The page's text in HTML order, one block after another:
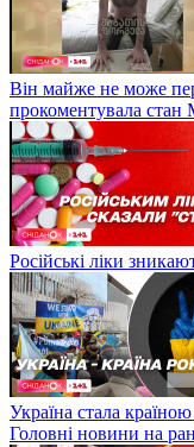
Він майже не може
прокоментувала стан
Російські ліки
Україна стала
Головні новини на